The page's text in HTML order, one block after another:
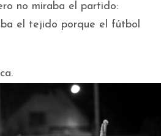
no miraba el partido:
el tejido porque el fútbol